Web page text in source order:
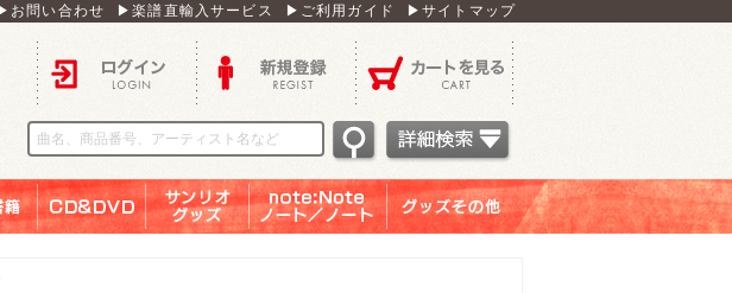
お問い合わせ ▶楽譜直輸入サービス ▶ご利用ガイド ▶サイトマップ